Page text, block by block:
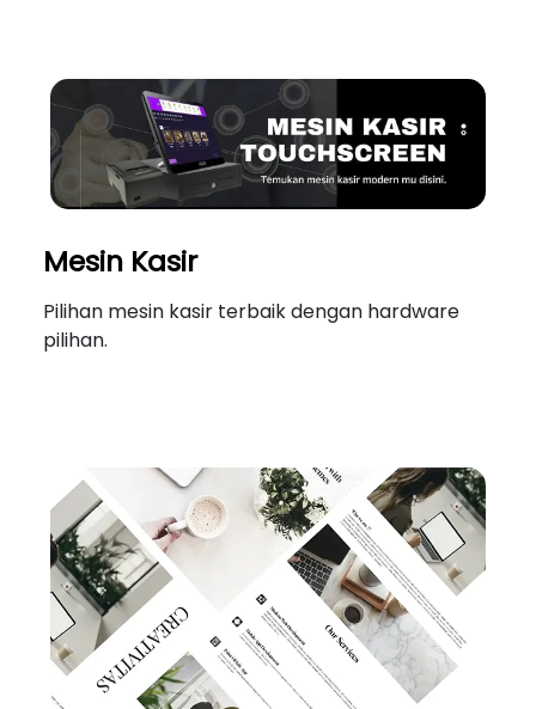
Mesin Kasir
Pilihan mesin kasir terbaik dengan hardware
pilihan.